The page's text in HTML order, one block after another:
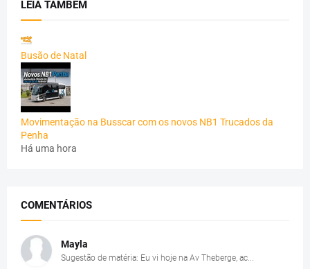
LEIA TAMBÉM
Busão de Natal
Movimentação na Busscar com os novos NB1 Trucados da
Penha
Há uma hora
COMENTÁRIOS
Mayla
Sugestão de matéria: Eu vi hoje na Av Theberge, ac...